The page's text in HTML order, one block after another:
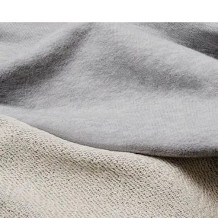
Cocodrilo de silicona en la parte inferior de la pernera
NO USAR SECADORA
PLANCHA A TEMPERATURA MEDIA MÁXIMO
150 GRADOS CENTIGRADOS
NO LIMPIAR EN SECO
SECAR COLGADO
producto a lo largo de su proceso de fabricación.
Transparencia en la cadena de valor, conocimiento de los
proveedores y del ecosistema. No se teje ni un solo hilo sin
la supervisión del Cocodrilo.
Descubre más aquí